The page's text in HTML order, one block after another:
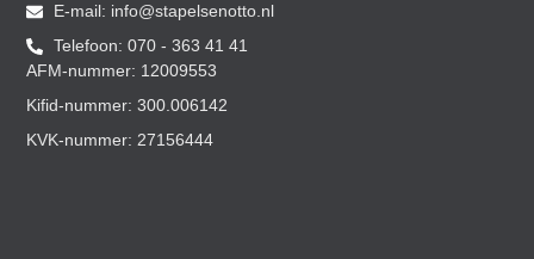
E-mail:
ln.ottoneslepats
@ofni
Telefoon: 070 - 363 41 41
AFM-nummer: 12009553
Kifid-nummer: 300.006142
KVK-nummer: 27156444